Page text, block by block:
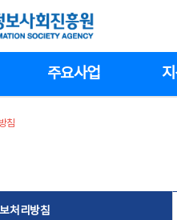
주요사업
침
처리방침